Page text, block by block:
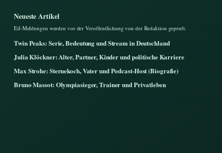
Neueste Artikel
Eil-Meldungen werden vor der Veroffentlichung von der Redaktion gepruft.
Twin Peaks: Serie, Bedeutung und Stream in Deutschland
Julia Klöckner: Alter, Partner, Kinder und politische Karriere
Max Strohe: Sternekoch, Vater und Podcast-Host (Biografie)
Bruno Massot: Olympiasieger, Trainer und Privatleben